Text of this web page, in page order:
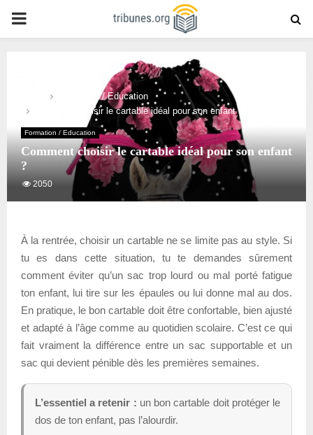
PRIMARY
Formation / Education
Comment choisir le cartable idéal pour son enfant ?
Formation / Education
Comment choisir le cartable idéal pour son enfant
?
2050
À la rentrée, choisir un cartable ne se limite pas au style. Si
tu es dans cette situation, tu te demandes sûrement
comment éviter qu’un sac trop lourd ou mal porté fatigue
ton enfant, lui tire sur les épaules ou lui donne mal au dos.
En pratique, le bon cartable doit être confortable, bien ajusté
et adapté à l’âge comme au quotidien scolaire. C’est ce qui
fait vraiment la différence entre un sac supportable et un
sac qui devient pénible dès les premières semaines.
L’essentiel a retenir : un bon cartable doit protéger le
dos de ton enfant, pas l’alourdir.